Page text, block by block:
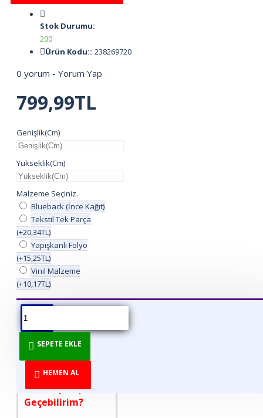
Stok Durumu:
200
Ürün Kodu:: 238269720
0 yorum - Yorum Yap
799,99TL
Genişlik(Cm)
Yükseklik(Cm)
Malzeme Seçiniz.
Blueback (İnce Kağıt)
Tekstil Tek Parça
(+20,34TL)
Yapışkanlı Folyo
(+15,25TL)
Vinil Malzeme
(+10,17TL)
SEPETE EKLE
HEMEN AL
ÜRÜN BILGISI ÜRÜN YORUMLARI
DİREKT ÜRETİCİDEN
TÜKETİCİYE!
Nasıl Sipariş
Geçebilirim?